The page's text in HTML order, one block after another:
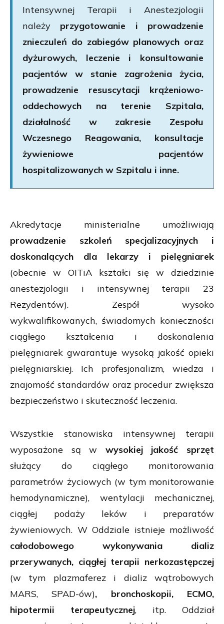
Intensywnej Terapii i Anestezjologii
należy przygotowanie i prowadzenie
znieczuleń do zabiegów planowych oraz
dyżurowych, leczenie i konsultowanie
pacjentów w stanie zagrożenia życia,
prowadzenie resuscytacji krążeniowo-
oddechowych na terenie Szpitala,
działalność w zakresie Zespołu
Wczesnego Reagowania, konsultacje
żywieniowe pacjentów
hospitalizowanych w Szpitalu i inne.
Akredytacje ministerialne umożliwiają
prowadzenie szkoleń specjalizacyjnych i
doskonalących dla lekarzy i pielęgniarek
(obecnie w OITiA kształci się w dziedzinie
anestezjologii i intensywnej terapii 23
Rezydentów). Zespół wysoko
wykwalifikowanych, świadomych konieczności
ciągłego kształcenia i doskonalenia
pielęgniarek gwarantuje wysoką jakość opieki
pielęgniarskiej. Ich profesjonalizm, wiedza i
znajomość standardów oraz procedur zwiększa
bezpieczeństwo i skuteczność leczenia.
Wszystkie stanowiska intensywnej terapii
wyposażone są w wysokiej jakość sprzęt
służący do ciągłego monitorowania
parametrów życiowych (w tym monitorowanie
hemodynamiczne), wentylacji mechanicznej,
ciągłej podaży leków i preparatów
żywieniowych. W Oddziale istnieje możliwość
całodobowego wykonywania dializ
przerywanych, ciągłej terapii nerkozastępczej
(w tym plazmaferez i dializ wątrobowych
MARS, SPAD-ów), bronchoskopii, ECMO,
hipotermii terapeutycznej, itp. Oddział